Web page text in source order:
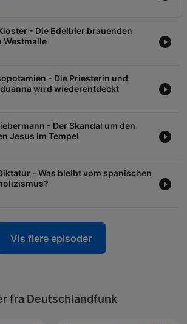
- Die Edelbier brauenden
Westmalle
- Die Priesterin und
wird wiederentdeckt
- Der Skandal um den
Jesus im Tempel
- Was bleibt vom spanischen
Vis flere episoder
fra Deutschlandfunk